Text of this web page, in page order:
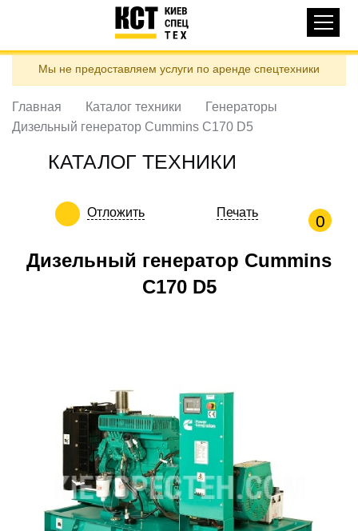
содержанию
навигация
КАТАЛОГ ТЕХНИКИ
ДОСТАВКА И ОПЛАТА
О НАС
КОНТАКТЫ
Контактні телефони:
Мы не предоставляем услуги по аренде спецтехники
Главная Каталог техники
Генераторы
Дизельный генератор Cummins C170 D5
КАТАЛОГ ТЕХНИКИ
Отложить Печать 0
Дизельный генератор Cummins
C170 D5